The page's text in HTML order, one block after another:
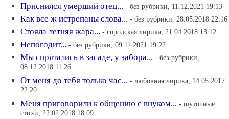
Приснился умерший отец... - без рубрики, 11.12.2021 19:13
Как все ж истрепаны слова... - без рубрики, 28.05.2018 22:16
Стояла летняя жара... - городская лирика, 21.04.2018 13:12
Непогодит... - без рубрики, 09.11.2021 19:22
Мы спрятались в засаде, у забора... - без рубрики,
08.12.2018 11:26
От меня до тебя только час... - любовная лирика, 14.05.2017
22:20
Меня приговорили к общению с внуком... - шуточные
стихи, 22.02.2018 18:09